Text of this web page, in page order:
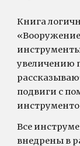
Книга
увеличению
подвиги с
Все
внедрены в